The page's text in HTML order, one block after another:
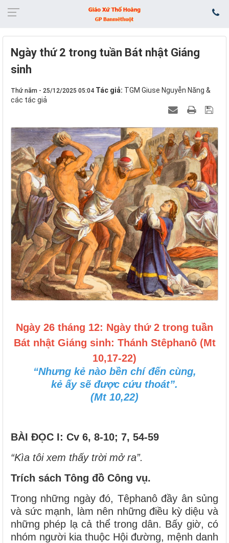
Ngày thứ 2 trong tuần Bát nhật Giáng
sinh
Thứ năm - 25/12/2025 05:04 Tác giả: TGM Giuse Nguyễn Năng &
các tác giả
Ngày 26 tháng 12: Ngày thứ 2 trong tuần
Bát nhật Giáng sinh: Thánh Stêphanô (Mt
10,17-22)
“Nhưng kẻ nào bền chí đến cùng,
kẻ ấy sẽ được cứu thoát”.
(Mt 10,22)
BÀI ĐỌC I: Cv 6, 8-10; 7, 54-59
“Kìa tôi xem thấy trời mở ra”.
Trích sách Tông đồ Công vụ.
Trong những ngày đó, Têphanô đầy ân sủng
và sức mạnh, làm nên những điều kỳ diệu và
những phép lạ cả thể trong dân. Bấy giờ, có
nhóm người kia thuộc Hội đường, mệnh danh